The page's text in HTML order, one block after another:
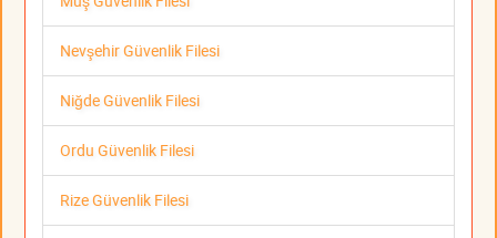
Nevşehir Güvenlik Filesi
Niğde Güvenlik Filesi
Ordu Güvenlik Filesi
Rize Güvenlik Filesi